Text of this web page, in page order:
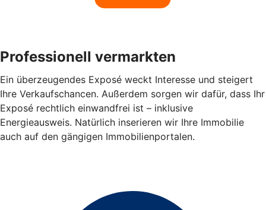
Professionell vermarkten
Ein überzeugendes Exposé weckt Interesse und steigert
Ihre Verkaufschancen. Außerdem sorgen wir dafür, dass Ihr
Exposé rechtlich einwandfrei ist – inklusive
Energieausweis. Natürlich inserieren wir Ihre Immobilie
auch auf den gängigen Immobilienportalen.